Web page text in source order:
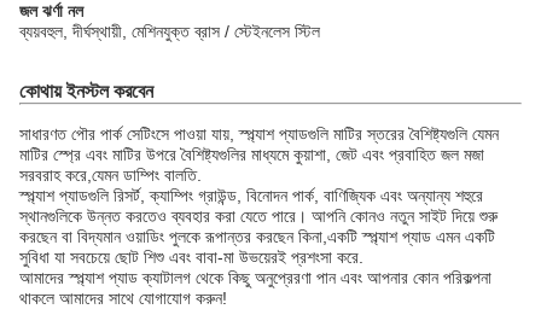
জল ঝর্ণা নল
ব্যয়বহুল, দীর্ঘস্থায়ী, মেশিনযুক্ত ব্রাস / স্টেইনলেস স্টিল
কোথায় ইনস্টল করবেন
সাধারণত পৌর পার্ক সেটিংসে পাওয়া যায়, স্প্ল্যাশ প্যাডগুলি মাটির স্তরের বৈশিষ্ট্যগুলি যেমন
মাটির স্প্রে এবং মাটির উপরে বৈশিষ্ট্যগুলির মাধ্যমে কুয়াশা, জেট এবং প্রবাহিত জল মজা
সরবরাহ করে,যেমন ডাম্পিং বালতি.
স্প্ল্যাশ প্যাডগুলি রিসর্ট, ক্যাম্পিং গ্রাউন্ড, বিনোদন পার্ক, বাণিজ্যিক এবং অন্যান্য শহুরে
স্থানগুলিকে উন্নত করতেও ব্যবহার করা যেতে পারে। আপনি কোনও নতুন সাইট দিয়ে শুরু
করছেন বা বিদ্যমান ওয়াডিং পুলকে রূপান্তর করছেন কিনা,একটি স্প্ল্যাশ প্যাড এমন একটি
সুবিধা যা সবচেয়ে ছোট শিশু এবং বাবা-মা উভয়েরই প্রশংসা করে.
আমাদের স্প্ল্যাশ প্যাড ক্যাটালগ থেকে কিছু অনুপ্রেরণা পান এবং আপনার কোন পরিকল্পনা
থাকলে আমাদের সাথে যোগাযোগ করুন!